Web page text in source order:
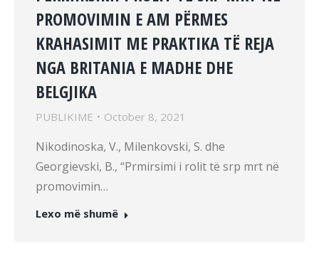
PROMOVIMIN E AM PËRMES
KRAHASIMIT ME PRAKTIKA TË REJA
NGA BRITANIA E MADHE DHE
BELGJIKA
PUBLIKIME October 8, 2021
Nikodinoska, V., Milenkovski, S. dhe
Georgievski, B., “Prmirsimi i rolit të srp mrt në
promovimin…
Lexo më shumë